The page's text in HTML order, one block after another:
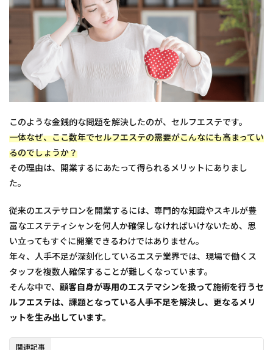
このような金銭的な問題を解決したのが、セルフエステです。
一体なぜ、ここ数年でセルフエステの需要がこんなにも高まってい
るのでしょうか？
その理由は、開業するにあたって得られるメリットにありまし
た。
従来のエステサロンを開業するには、専門的な知識やスキルが豊
富なエステティシャンを何人か確保しなければいけないため、思
い立ってもすぐに開業できるわけではありません。
年々、人手不足が深刻化しているエステ業界では、現場で働くス
タッフを複数人確保することが難しくなっています。
そんな中で、 顧客自身が専用のエステマシンを扱って施術を行うセ
ルフエステは、課題となっている人手不足を解決し、更なるメリ
ットを生み出しています。
関連記事